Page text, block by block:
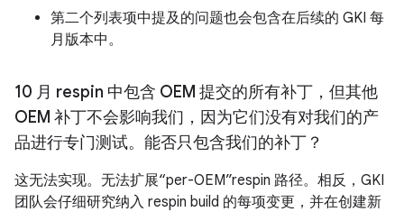
第二个列表项中提及的问题也会包含在后续的 GKI 每
月版本中。
10 月 respin 中包含 OEM 提交的所有补丁，但其他
OEM 补丁不会影响我们，因为它们没有对我们的产
品进行专门测试。能否只包含我们的补丁？
这无法实现。无法扩展“per-OEM”respin 路径。相反，GKI
团队会仔细研究纳入 respin build 的每项变更，并在创建新